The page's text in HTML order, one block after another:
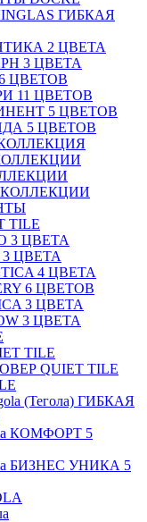
ГИБКАЯ
2 ЦВЕТА
3 ЦВЕТА
ЦВЕТОВ
11 ЦВЕТОВ
5 ЦВЕТОВ
5 ЦВЕТОВ
TILE
3 ЦВЕТА
ЦВЕТА
4 ЦВЕТА
6 ЦВЕТОВ
3 ЦВЕТА
3 ЦВЕТА
TILE
QUIET TILE
ГИБКАЯ
КОМФОРТ 5
БИЗНЕС УНИКА 5